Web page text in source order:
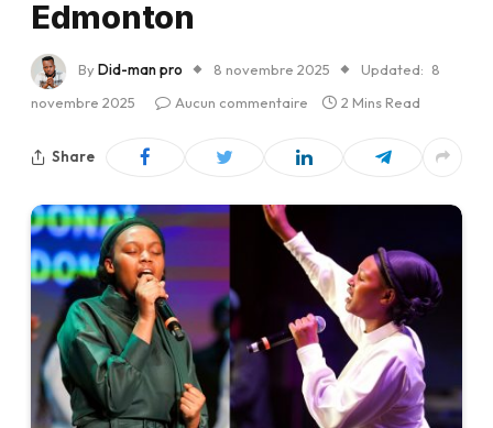
Edmonton
ByDid-man pro 8 novembre 2025 Updated: 8
novembre 2025
Aucun commentaire 2 Mins Read
Share